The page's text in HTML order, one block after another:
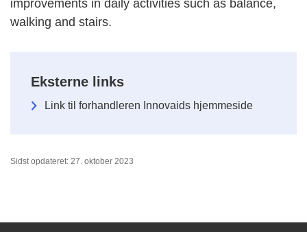
improvements in daily activities such as balance,
walking and stairs.
Eksterne links
Link til forhandleren Innovaids hjemmeside
Sidst opdateret: 27. oktober 2023